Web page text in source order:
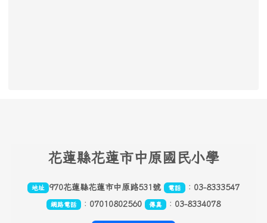
花蓮縣花蓮市中原國民小學
地址 970花蓮縣花蓮市中原路531號 電話 ： 03-8333547
網路電話 ： 07010802560 傳真 ： 03-8334078